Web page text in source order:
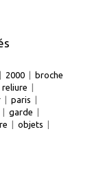
2000
broche
reliure
paris
garde
objets